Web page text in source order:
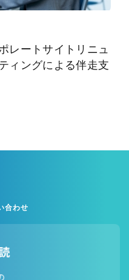
レートサイトリニュ
ィングによる伴走支
合わせ